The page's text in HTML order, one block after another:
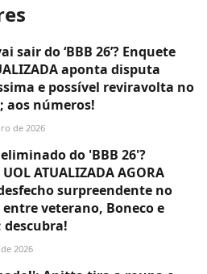
sair do ‘BBB 26’? Enquete
aponta disputa
e possível reviravolta no
aos números!
de 2026
do 'BBB 26'?
ATUALIZADA AGORA
surpreendente no
entre veterano, Boneco e
descubra!
2026